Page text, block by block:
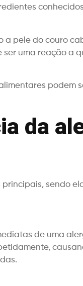
a pele do couro
ser uma reação a
podem
da
sendo
de uma